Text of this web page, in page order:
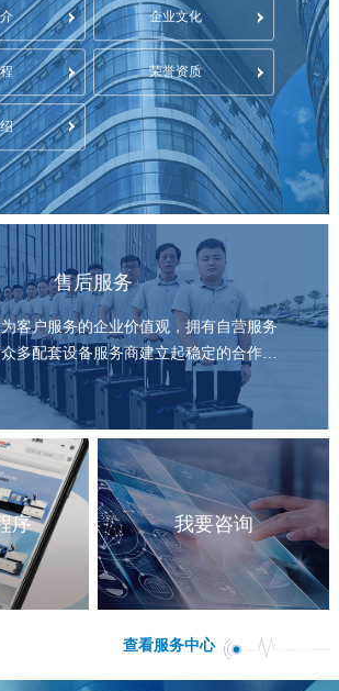
人、数控机床、注塑机四大核心智能装
制、伺服、视觉与人工智能技术，为客
户提供智能化的先进装备。
企业文化
荣誉资质
售后服务
客户服务的企业价值观，拥有自营服务
多配套设备服务商建立起稳定的合作关
系
序 我要咨询
查看服务中心